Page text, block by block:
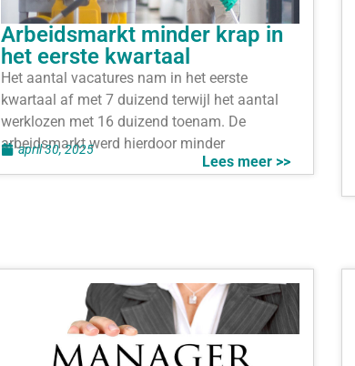
Arbeidsmarkt minder krap in
het eerste kwartaal
Het aantal vacatures nam in het eerste
kwartaal af met 7 duizend terwijl het aantal
werklozen met 16 duizend toenam. De
arbeidsmarkt werd hierdoor minder
Lees meer >>
april 30, 2025